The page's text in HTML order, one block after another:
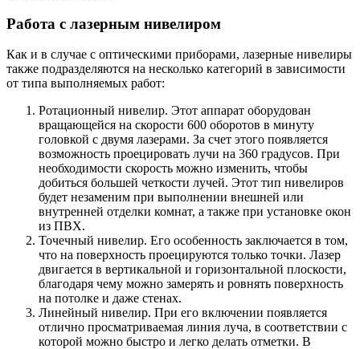
Работа с лазерным нивелиром
Как и в случае с оптическими приборами, лазерные нивелиры
также подразделяются на несколько категорий в зависимости
от типа выполняемых работ:
Ротационный нивелир. Этот аппарат оборудован
вращающейся на скорости 600 оборотов в минуту
головкой с двумя лазерами. За счет этого появляется
возможность проецировать лучи на 360 градусов. При
необходимости скорость можно изменить, чтобы
добиться большей четкости лучей. Этот тип нивелиров
будет незаменим при выполнении внешней или
внутренней отделки комнат, а также при установке окон
из ПВХ.
Точечный нивелир. Его особенность заключается в том,
что на поверхность проецируются только точки. Лазер
двигается в вертикальной и горизонтальной плоскости,
благодаря чему можно замерять и ровнять поверхность
на потолке и даже стенах.
Линейный нивелир. При его включении появляется
отлично просматриваемая линия луча, в соответствии с
которой можно быстро и легко делать отметки. В